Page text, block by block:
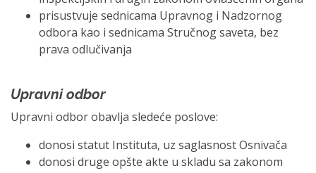
prisustvuje sednicama Upravnog i Nadzornog
odbora kao i sednicama Stručnog saveta, bez
prava odlučivanja
Upravni odbor
Upravni odbor obavlja sledeće poslove:
donosi statut Instituta, uz saglasnost Osnivača
donosi druge opšte akte u skladu sa zakonom